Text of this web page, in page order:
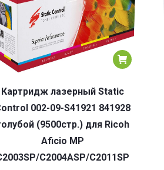
Картридж лазерный Static
002-09-S41921 841928
(9500стр.) для Ricoh
Aficio MP
C2004ASP/C2011SP